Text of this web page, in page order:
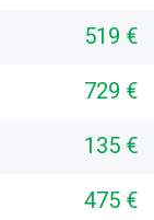
519 €
729 €
135 €
475 €